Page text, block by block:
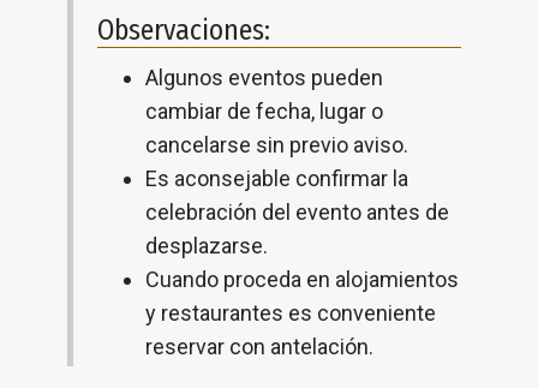
Observaciones:
Algunos eventos pueden
cambiar de fecha, lugar o
cancelarse sin previo aviso.
Es aconsejable confirmar la
celebración del evento antes de
desplazarse.
Cuando proceda en alojamientos
y restaurantes es conveniente
reservar con antelación.